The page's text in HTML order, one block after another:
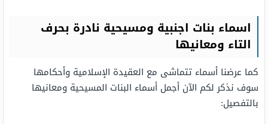
اسماء بنات اجنبية ومسيحية نادرة بحرف
التاء ومعانيها
كما عرضنا أسماء تتماشى مع العقيدة الإسلامية وأحكامها
سوف نذكر لكم الآن أجمل أسماء البنات المسيحية ومعانيها
بالتفصيل: